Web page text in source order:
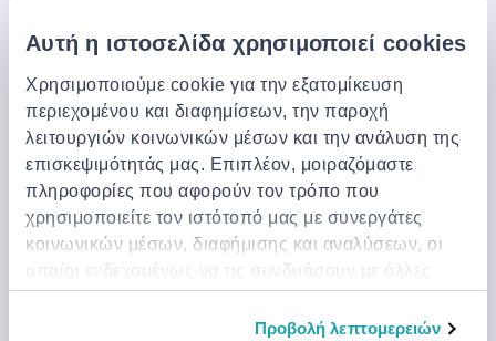
Αυτή η ιστοσελίδα χρησιμοποιεί cookies
Χρησιμοποιούμε cookie για την εξατομίκευση
περιεχομένου και διαφημίσεων, την παροχή
λειτουργιών κοινωνικών μέσων και την ανάλυση της
επισκεψιμότητάς μας. Επιπλέον, μοιραζόμαστε
πληροφορίες που αφορούν τον τρόπο που
χρησιμοποιείτε τον ιστότοπό μας με συνεργάτες
κοινωνικών μέσων, διαφήμισης και αναλύσεων, οι
οποίοι ενδεχομένως να τις συνδυάσουν με άλλες
πληροφορίες που τους έχετε παραχωρήσει ή τις
οποίες έχουν συλλέξει σε σχέση με την από μέρους
Προβολή λεπτομερειών
Μπες στον κόσμο της
Jinius
Εάν θέλετε να αποκτήσετε έγκαιρη πρόσβαση σε
αποκλειστικές προσφορές, νέα προϊόντα και τα
τελευταία μας νέα, εγγραφείτε παρακάτω.
Εγγραφή
Μπορείτε να ακυρώσετε την εγγραφή σας οποιαδήποτε στιγμή
κάνοντας κλικ στον σύνδεσμο ‘Unsubscribe’ στο τέλος
Συνεργαζόμαστε με έναν τρίτο πάροχο, το Mailjet, για να